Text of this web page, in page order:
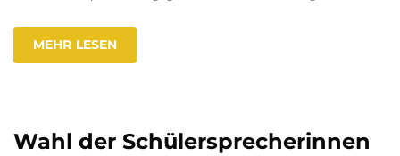
MEHR LESEN
Wahl der Schülersprecherinnen